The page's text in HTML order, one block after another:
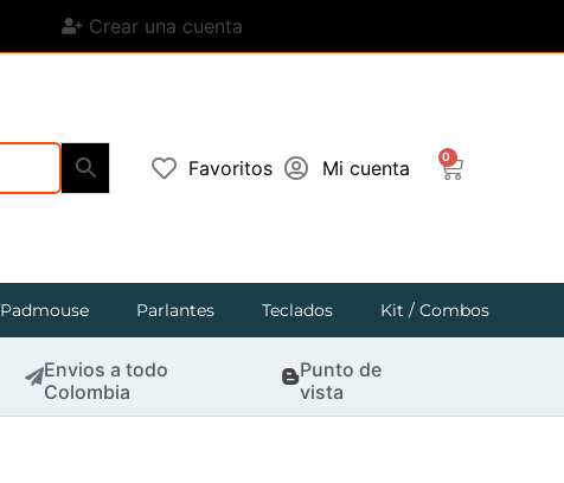
Crear una cuenta
Favoritos Mi cuenta
0
Padmouse Parlantes Teclados Kit / Combos
Envios a todo
Colombia
Punto de
vista